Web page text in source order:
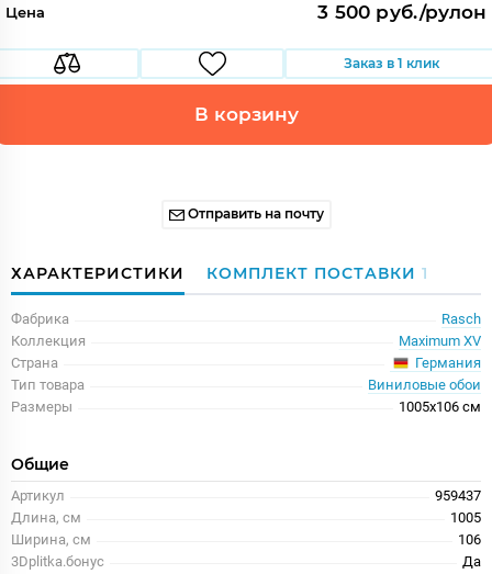
Цена 3 500 руб./рулон
Заказ в 1 клик
В корзину
Отправить на почту
ХАРАКТЕРИСТИКИ КОМПЛЕКТ ПОСТАВКИ 1
Фабрика
Rasch
Коллекция
Maximum XV
Страна
Германия
Тип товара
Виниловые обои
Размеры
1005x106 см
Общие
Артикул
959437
Длина, см
1005
Ширина, см
106
3Dplitka.бонус
Да